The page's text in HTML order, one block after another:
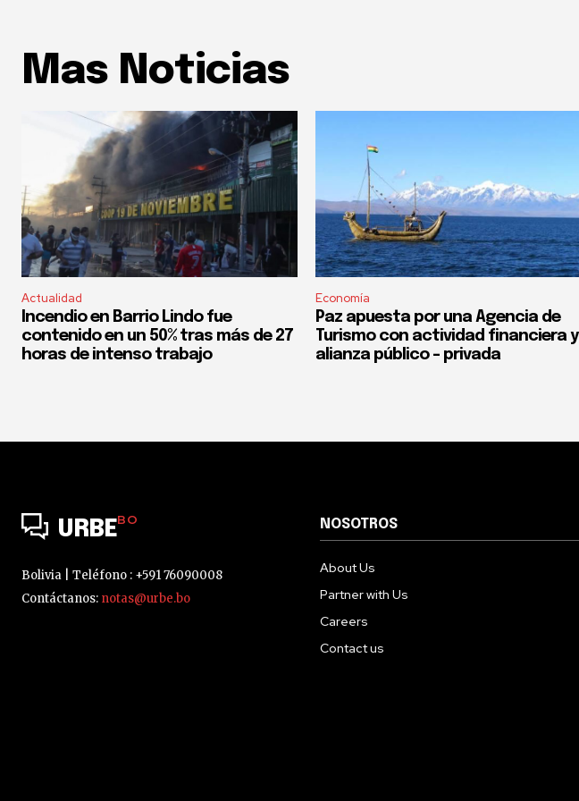
Mas Noticias
Actualidad
Incendio en Barrio Lindo fue
contenido en un 50% tras más de 27
horas de intenso trabajo
Economía
Paz apuesta por una Agencia de
Turismo con actividad financiera y
alianza público – privada
URBEBO
Bolivia | Teléfono : +591 76090008
Contáctanos: notas@urbe.bo
NOSOTROS
About Us
Partner with Us
Careers
Contact us